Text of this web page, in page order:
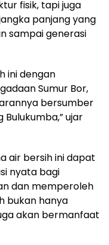
fisik, tapi juga
panjang yang
sampai generasi
ini dengan
Sumur Bor,
bersumber
ujar
air bersih ini dapat
nyata bagi
dan memperoleh
bukan hanya
akan bermanfaat